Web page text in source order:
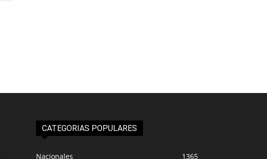
CATEGORIAS POPULARES
Nacionales
1365